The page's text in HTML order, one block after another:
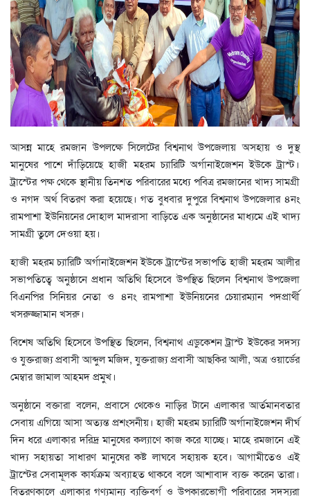
আসন্ন মাহে রমজান উপলক্ষে সিলেটের বিশ্বনাথ উপজেলায় অসহায় ও দুস্থ
মানুষের পাশে দাঁড়িয়েছে হাজী মহরম চ্যারিটি অর্গানাইজেশন ইউকে ট্রাস্ট।
ট্রাস্টের পক্ষ থেকে স্থানীয় তিনশত পরিবারের মধ্যে পবিত্র রমজানের খাদ্য সামগ্রী
ও নগদ অর্থ বিতরণ করা হয়েছে। গত বুধবার দুপুরে বিশ্বনাথ উপজেলার ৪নং
রামপাশা ইউনিয়নের দোহাল মাদরাসা বাড়িতে এক অনুষ্ঠানের মাধ্যমে এই খাদ্য
সামগ্রী তুলে দেওয়া হয়।
হাজী মহরম চ্যারিটি অর্গানাইজেশন ইউকে ট্রাস্টের সভাপতি হাজী মহরম আলীর
সভাপতিত্বে অনুষ্ঠানে প্রধান অতিথি হিসেবে উপস্থিত ছিলেন বিশ্বনাথ উপজেলা
বিএনপির সিনিয়র নেতা ও ৪নং রামপাশা ইউনিয়নের চেয়ারম্যান পদপ্রার্থী
খসরুজ্জামান খসরু।
বিশেষ অতিথি হিসেবে উপস্থিত ছিলেন, বিশ্বনাথ এডুকেশন ট্রাস্ট ইউকের সদস্য
ও যুক্তরাজ্য প্রবাসী আব্দুল মজিদ, যুক্তরাজ্য প্রবাসী আছকির আলী, অত্র ওয়ার্ডের
মেম্বার জামাল আহমদ প্রমুখ।
অনুষ্ঠানে বক্তারা বলেন, প্রবাসে থেকেও নাড়ির টানে এলাকার আর্তমানবতার
সেবায় এগিয়ে আসা অত্যন্ত প্রশংসনীয়। হাজী মহরম চ্যারিটি অর্গানাইজেশন দীর্ঘ
দিন ধরে এলাকার দরিদ্র মানুষের কল্যাণে কাজ করে যাচ্ছে। মাহে রমজানে এই
খাদ্য সহায়তা সাধারণ মানুষের কষ্ট লাঘবে সহায়ক হবে। আগামীতেও এই
ট্রাস্টের সেবামূলক কার্যক্রম অব্যাহত থাকবে বলে আশাবাদ ব্যক্ত করেন তারা।
বিতরণকালে এলাকার গণ্যমান্য ব্যক্তিবর্গ ও উপকারভোগী পরিবারের সদস্যরা